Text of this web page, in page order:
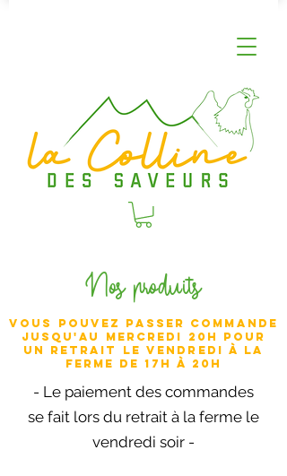
Nos produits
Vous pouvez passer commande
jusqu'au mercredi 20h pour
un retrait le vendredi à la
ferme de 17h à 20h
- Le paiement des commandes
se fait lors du retrait à la ferme le
vendredi soir -